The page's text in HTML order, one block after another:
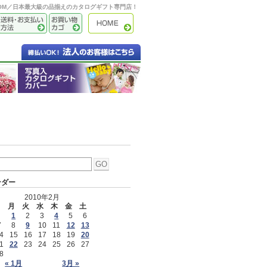
／日本最大級の品揃えのカタログギフト専門店！
ー
2010年2月
月 火 水 木 金 土
« 1月 3月 »
1 2 3 4 5
6
8 9 10 11 12
13
15 16 17 18 19
20
22 23 24 25 26
27